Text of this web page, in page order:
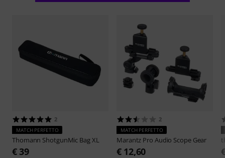
2
MATCH PERFETTO
Thomann ShotgunMic Bag XL
€ 39
2
MATCH PERFETTO
Marantz Pro Audio Scope Gear
€ 12,60